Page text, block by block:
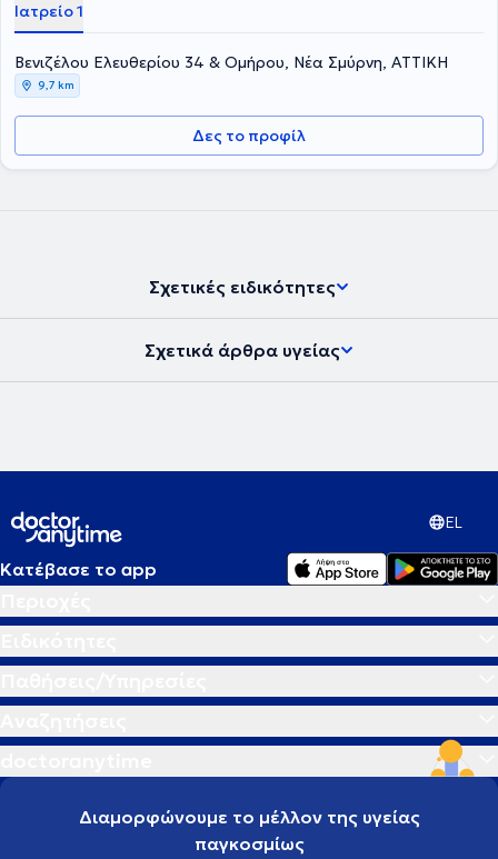
Ιατρείο 1
Βενιζέλου Ελευθερίου 34 & Ομήρου, Νέα Σμύρνη, ΑΤΤΙΚΗ
9,7 km
Δες το προφίλ
Σχετικές ειδικότητες
Σχετικά άρθρα υγείας
EL
Κατέβασε το app
Διαμορφώνουμε το μέλλον της υγείας
παγκοσμίως